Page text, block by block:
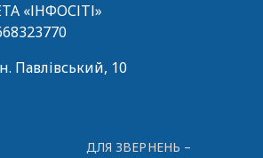
«ІНФОСІТІ»
Павлівський, 10
ДЛЯ ЗВЕРНЕНЬ –